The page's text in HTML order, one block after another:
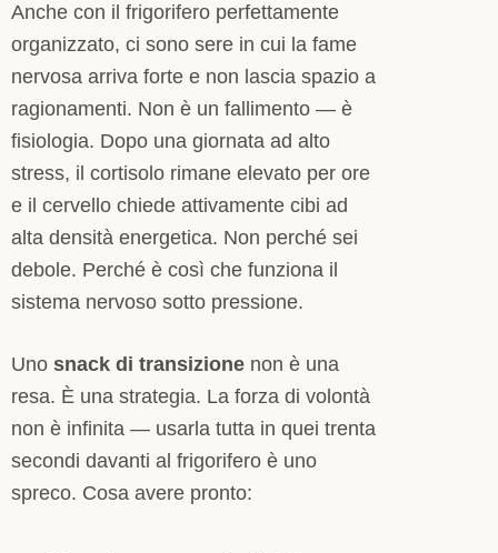
Anche con il frigorifero perfettamente
organizzato, ci sono sere in cui la fame
nervosa arriva forte e non lascia spazio a
ragionamenti. Non è un fallimento — è
fisiologia. Dopo una giornata ad alto
stress, il cortisolo rimane elevato per ore
e il cervello chiede attivamente cibi ad
alta densità energetica. Non perché sei
debole. Perché è così che funziona il
sistema nervoso sotto pressione.
Uno snack di transizione non è una
resa. È una strategia. La forza di volontà
non è infinita — usarla tutta in quei trenta
secondi davanti al frigorifero è uno
spreco. Cosa avere pronto: